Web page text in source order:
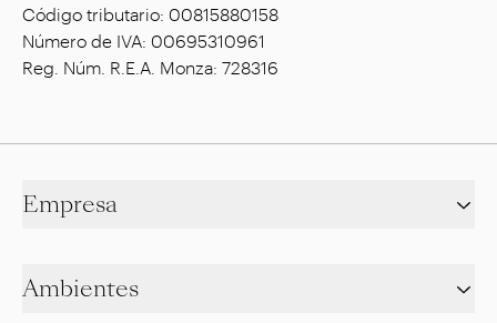
Código tributario: 00815880158
Número de IVA: 00695310961
Reg. Núm. R.E.A. Monza: 728316
Empresa
Ambientes